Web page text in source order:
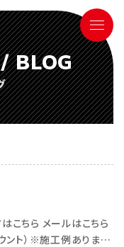
18:00
BLOG
こちら メールはこちら
ント）※施工例あります